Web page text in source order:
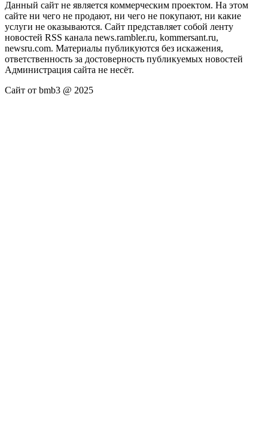
Данный сайт не является коммерческим проектом. На этом
сайте ни чего не продают, ни чего не покупают, ни какие
услуги не оказываются. Сайт представляет собой ленту
новостей RSS канала news.rambler.ru, kommersant.ru,
newsru.com. Материалы публикуются без искажения,
ответственность за достоверность публикуемых новостей
Администрация сайта не несёт.
Сайт от bmb3 @ 2025